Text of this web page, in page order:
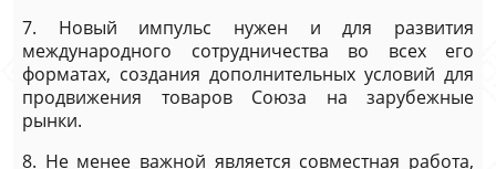
7. Новый импульс нужен и для развития
международного сотрудничества во всех его
форматах, создания дополнительных условий для
продвижения товаров Союза на зарубежные
рынки.
8. Не менее важной является совместная работа,